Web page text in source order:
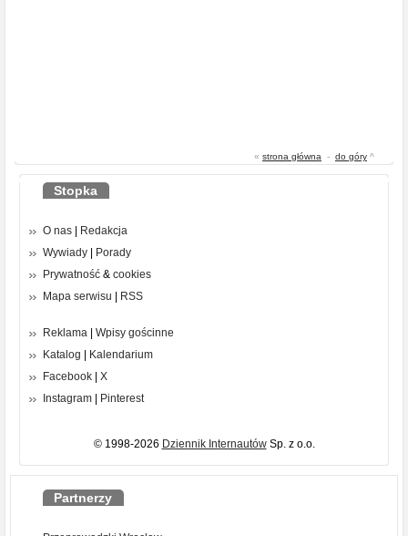
« strona główna - do góry ^
Stopka
O nas
Redakcja
Wywiady
Porady
Prywatność & cookies
Mapa serwisu
RSS
Reklama
Wpisy gościnne
Katalog
Kalendarium
Facebook
X
Instagram
Pinterest
© 1998-2026 Dziennik InternautówSp. z o.o.
Partnerzy